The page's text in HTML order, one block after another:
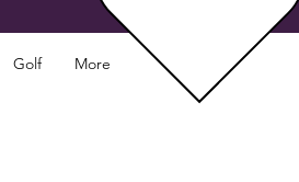
Golf More